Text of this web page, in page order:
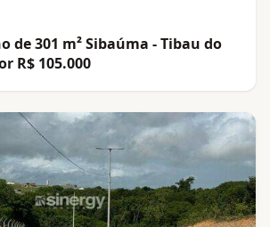
de 301 m² Sibaúma - Tibau do
R$ 105.000